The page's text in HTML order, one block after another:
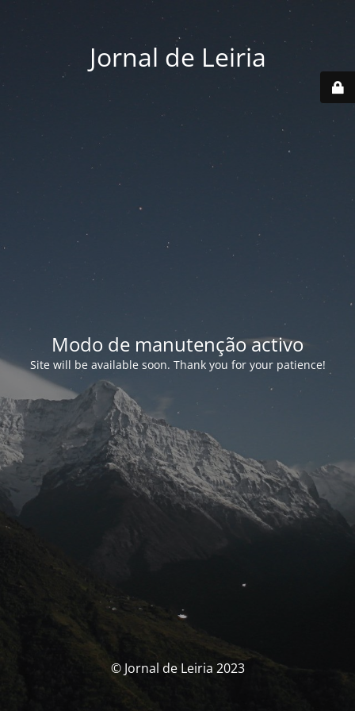
Jornal de Leiria
Modo de manutenção activo
Site will be available soon. Thank you for your patience!
© Jornal de Leiria 2023